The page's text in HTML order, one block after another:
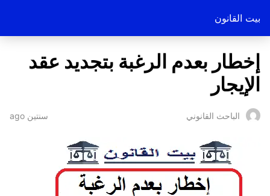
بيت القانون
إخطار بعدم الرغبة بتجديد عقد
الإيجار
الباحث القانوني سنتين ago